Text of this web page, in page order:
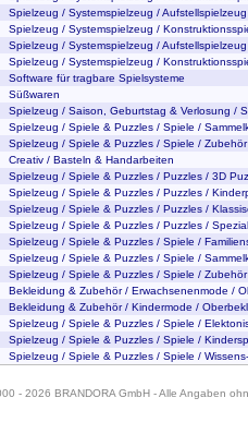
Spielzeug / Systemspielzeug / Aufstellspielzeug
Spielzeug / Systemspielzeug /
Spielzeug / Systemspielzeug / Aufstellspielzeug
Spielzeug / Systemspielzeug /
Software für tragbare Spielsysteme
Süßwaren
Spielzeug / Saison, Geburtstag & Verlosung /
Spielzeug / Spiele & Puzzles / Spiele /
Spielzeug / Spiele & Puzzles / Spiele /
Creativ / Basteln & Handarbeiten
Spielzeug / Spiele & Puzzles / Puzzles / 3D
Spielzeug / Spiele & Puzzles / Puzzles /
Spielzeug / Spiele & Puzzles / Puzzles /
Spielzeug / Spiele & Puzzles / Puzzles /
Spielzeug / Spiele & Puzzles / Spiele /
Spielzeug / Spiele & Puzzles / Spiele /
Spielzeug / Spiele & Puzzles / Spiele /
Bekleidung & Zubehör / Erwachsenenmode /
Bekleidung & Zubehör / Kindermode /
Spielzeug / Spiele & Puzzles / Spiele /
Spielzeug / Spiele & Puzzles / Spiele /
Spielzeug / Spiele & Puzzles / Spiele /
- 2026 BRANDORA GmbH - Alle Angaben